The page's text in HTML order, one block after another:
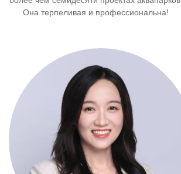
Она терпеливая и профессиональна!